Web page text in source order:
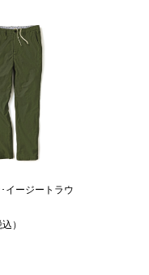
ェ
和装
イージートラウ
）